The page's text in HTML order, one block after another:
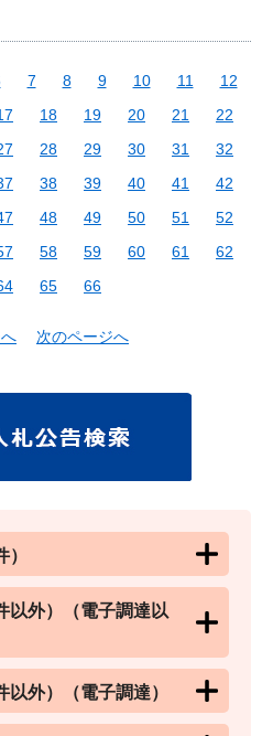
7 8 9 10 11
12
18 19 20 21
22
28 29 30 31
32
38 39 40 41
42
48 49 50 51
52
58 59 60 61
62
65 66
次のページへ
以外）（電子調達以
以外）（電子調達）